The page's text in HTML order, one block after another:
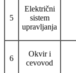
5
Električni
sistem
upravljanja
6
Okvir i
cevovod